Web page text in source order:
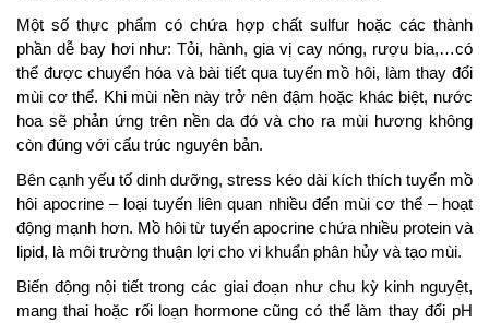
Một số thực phẩm có chứa hợp chất sulfur hoặc các thành
phần dễ bay hơi như: Tỏi, hành, gia vị cay nóng, rượu bia,…có
thể được chuyển hóa và bài tiết qua tuyến mồ hôi, làm thay đổi
mùi cơ thể. Khi mùi nền này trở nên đậm hoặc khác biệt, nước
hoa sẽ phản ứng trên nền da đó và cho ra mùi hương không
còn đúng với cấu trúc nguyên bản.
Bên cạnh yếu tố dinh dưỡng, stress kéo dài kích thích tuyến mồ
hôi apocrine – loại tuyến liên quan nhiều đến mùi cơ thể – hoạt
động mạnh hơn. Mồ hôi từ tuyến apocrine chứa nhiều protein và
lipid, là môi trường thuận lợi cho vi khuẩn phân hủy và tạo mùi.
Biến động nội tiết trong các giai đoạn như chu kỳ kinh nguyệt,
mang thai hoặc rối loạn hormone cũng có thể làm thay đổi pH